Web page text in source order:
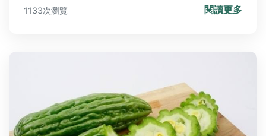
都在這！
1133次瀏覽 閱讀更多